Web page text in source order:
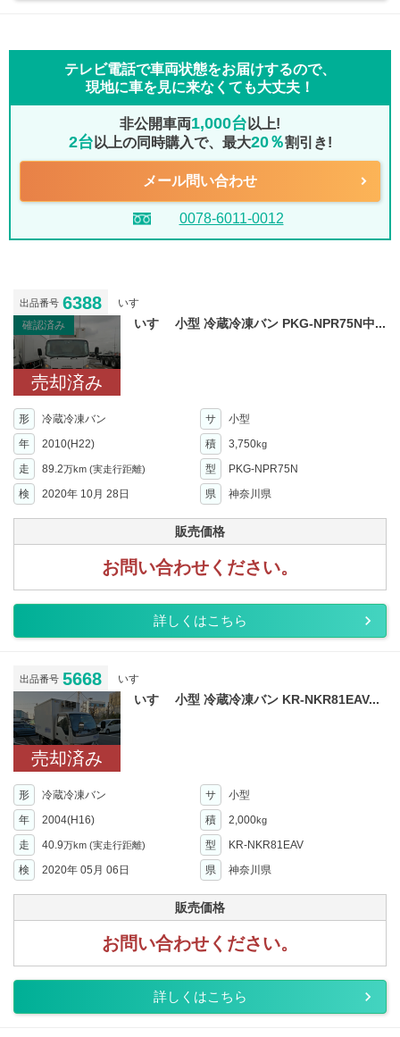
テレビ電話で車両状態をお届けするので、
現地に車を見に来なくても大丈夫！
非公開車両1,000台 以上!
2台 以上の同時購入で、最大20％割引き!
メール問い合わせ
0078-6011-0012
出品番号 6388
いすゞ
確認済み
売却済み
いすゞ 小型 冷蔵冷凍バン PKG-NPR75N中...
形 冷蔵冷凍バン サ
小型
年
2010(H22) 積 3,750kg
走 89.2万km (実走行距離) 型
PKG-NPR75N
検
2020年 10月 28日 県 神奈川県
販売価格
お問い合わせください。
詳しくはこちら
出品番号 5668 いすゞ
売却済み
いすゞ 小型 冷蔵冷凍バン KR-NKR81EAV...
形 冷蔵冷凍バン サ
小型
年
2004(H16) 積 2,000kg
走 40.9万km (実走行距離) 型
KR-NKR81EAV
検
2020年 05月 06日 県 神奈川県
販売価格
お問い合わせください。
詳しくはこちら